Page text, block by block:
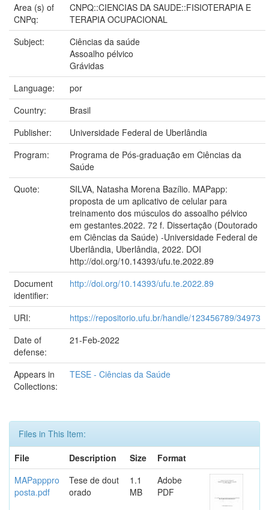
Area (s) of
CNPq:
CNPQ::CIENCIAS DA SAUDE::FISIOTERAPIA E
TERAPIA OCUPACIONAL
Subject:
Ciências da saúde
Assoalho pélvico
Grávidas
Language:
por
Country:
Brasil
Publisher:
Universidade Federal de Uberlândia
Program:
Programa de Pós-graduação em Ciências da
Saúde
Quote:
SILVA, Natasha Morena Bazílio. MAPapp:
proposta de um aplicativo de celular para
treinamento dos músculos do assoalho pélvico
em gestantes.2022. 72 f. Dissertação (Doutorado
em Ciências da Saúde) -Universidade Federal de
Uberlândia, Uberlândia, 2022. DOI
http://doi.org/10.14393/ufu.te.2022.89
Document
identifier:
http://doi.org/10.14393/ufu.te.2022.89
URI:
https://repositorio.ufu.br/handle/123456789/34973
Date of
defense:
21-Feb-2022
Appears in
Collections:
TESE - Ciências da Saúde
Files in This Item:
File
Description Size
Format
MAPapppro
posta.pdf
Tese de dout
orado
1.1
MB
Adobe
PDF